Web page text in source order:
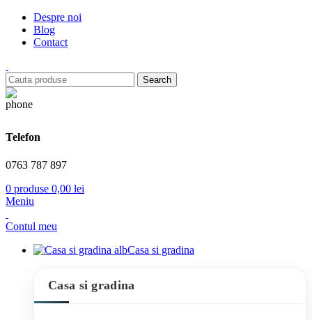
Despre noi
Blog
Contact
Search
Telefon
0763 787 897
0 produse 0,00 lei
Meniu
Contul meu
Casa si gradina
Casa si gradina